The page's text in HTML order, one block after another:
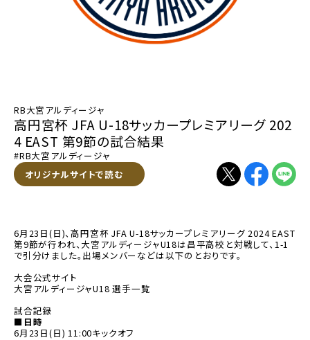
RB大宮アルディージャ
高円宮杯 JFA U-18サッカープレミアリーグ 202
4 EAST 第9節の試合結果
#RB大宮アルディージャ
オリジナルサイトで読む別ウィンドウで開く
6月23日(日)、高円宮杯 JFA U-18サッカープレミアリーグ 2024 EAST
第9節が行われ、大宮アルディージャU18は昌平高校と対戦して、1-1
で引分けました。出場メンバーなどは以下のとおりです。
大会公式サイト
大宮アルディージャU18 選手一覧
試合記録
■日時
6月23日(日) 11:00キックオフ